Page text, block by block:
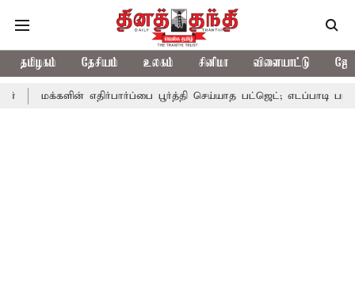
தமிழகம் தேசியம் உலகம் சினிமா விளையாட்டு
எதிர்பார்ப்பை பூர்த்தி செய்யாத பட்ஜெட்; எடப்பாடி பழனிசாமி